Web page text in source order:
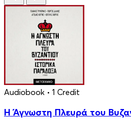
Audiobook • 1 Credit
Η Άγνωστη Πλευρά του